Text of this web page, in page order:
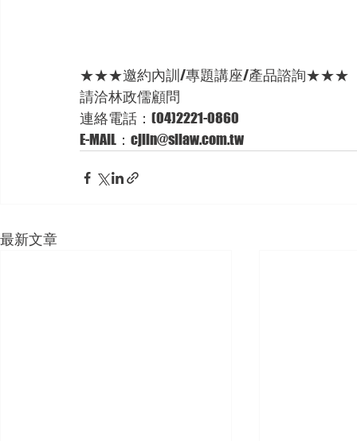
★★★邀約內訓/專題講座/產品諮詢★★★
請洽林政儒顧問
連絡電話：(04)2221-0860
E-MAIL：cjlin@sllaw.com.tw
最新文章